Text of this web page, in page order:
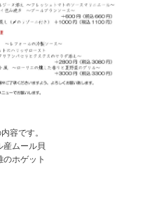
容です。
産ムール貝
ホゲット